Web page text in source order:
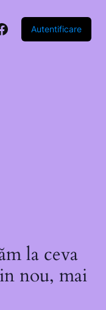
Autentificare
la ceva
nou, mai